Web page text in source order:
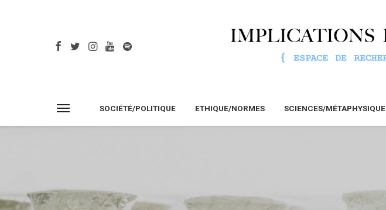
SOCIÉTÉ/POLITIQUE ETHIQUE/NORMES SCIENCES/MÉTAPHYSIQUE